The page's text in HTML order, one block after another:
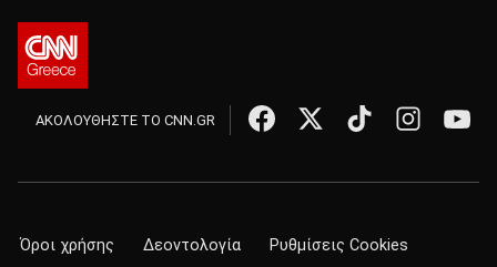
ΑΚΟΛΟΥΘΗΣΤΕ ΤΟ CNN.GR
Όροι χρήσης Δεοντολογία Ρυθμίσεις Cookies